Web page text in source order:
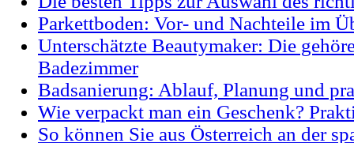
Parkettboden: Vor- und Nachteile im
Unterschätzte Beautymaker: Die
Badezimmer
Badsanierung: Ablauf, Planung und
Wie verpackt man ein Geschenk?
So können Sie aus Österreich an der